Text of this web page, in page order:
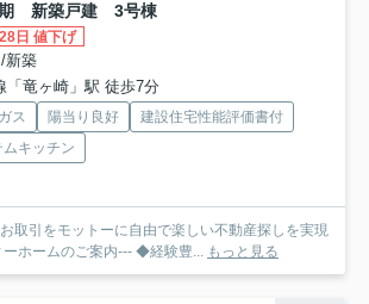
期 新築戸建 3号棟
日 値下げ
新築
「竜ヶ崎」駅 徒歩7分
ス 陽当り良好
建設住宅性能評価書付
ムキッチン
お取引をモットーに自由で楽しい不動産探しを実現
ーホームのご案内--- ◆経験豊... もっと見る